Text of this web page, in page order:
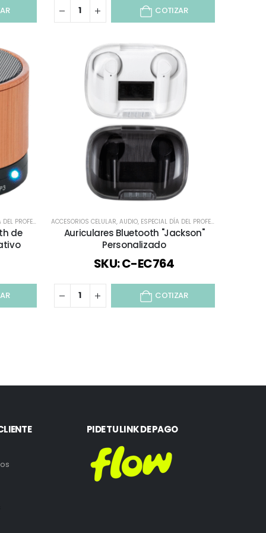
COTIZAR
/ AUDIO TODOS
PROFESOR TECNOLOGÍA / CELULAR / COMPUTACIÓN / AUDIO ,TODOS
de
ACCESORIOS CELULAR, AUDIO, ESPECIAL DÍA DEL PROFESOR
Auriculares Bluetooth "Jackson"
Personalizado
SKU: C-EC764
COTIZAR
PIDE TU LINK DE PAGO